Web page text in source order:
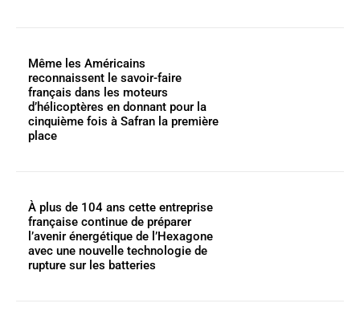
Même les Américains
reconnaissent le savoir-faire
français dans les moteurs
d’hélicoptères en donnant pour la
cinquième fois à Safran la première
place
À plus de 104 ans cette entreprise
française continue de préparer
l’avenir énergétique de l’Hexagone
avec une nouvelle technologie de
rupture sur les batteries